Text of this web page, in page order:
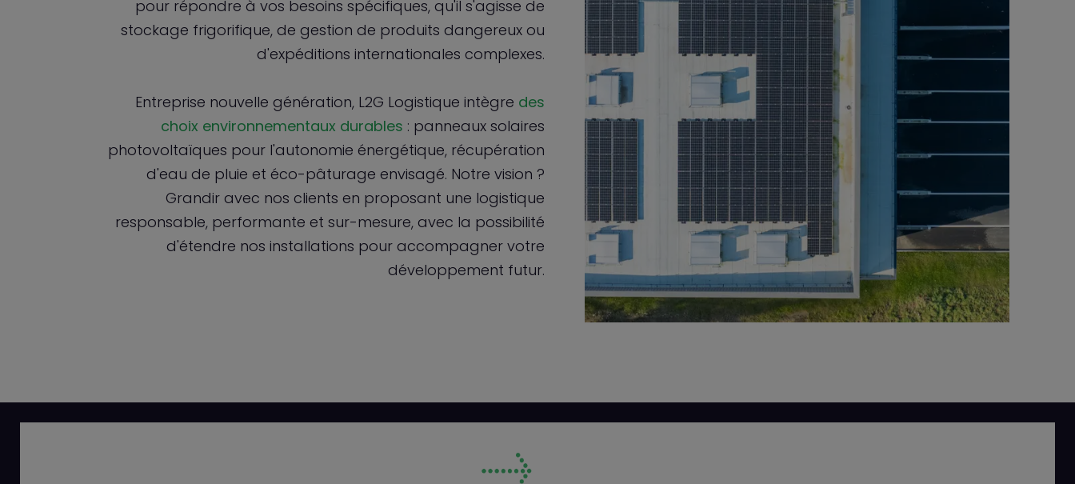
pour répondre à vos besoins spécifiques, qu'il s'agisse de
stockage frigorifique, de gestion de produits dangereux ou
d'expéditions internationales complexes.
Entreprise nouvelle génération, L2G Logistique intègre des
choix environnementaux durables : panneaux solaires
photovoltaïques pour l'autonomie énergétique, récupération
d'eau de pluie et éco-pâturage envisagé. Notre vision ?
Grandir avec nos clients en proposant une logistique
responsable, performante et sur-mesure, avec la possibilité
d'étendre nos installations pour accompagner votre
développement futur.